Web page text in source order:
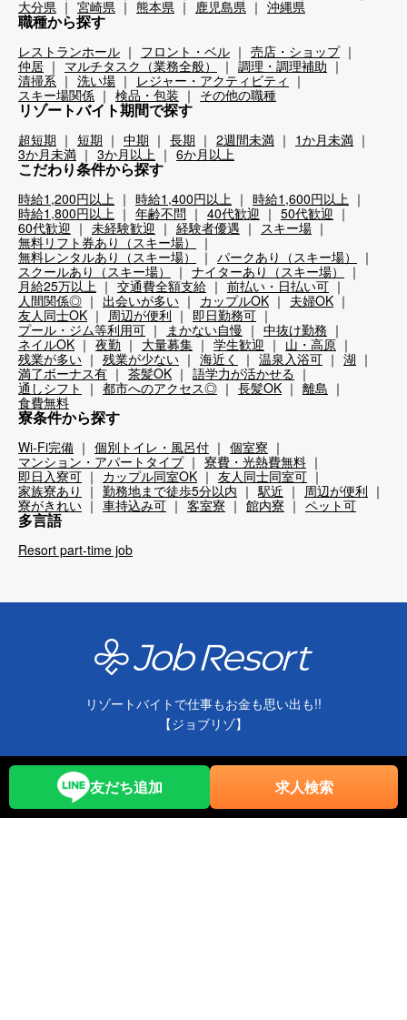
友だち追加 求人検索
大分県
宮崎県 熊本県 鹿児島県 沖縄県
職種から探す
レストランホール フロント・ベル
売店・ショップ
仲居
マルチタスク（業務全般）
調理・調理補助
清掃系
洗い場
レジャー・アクティビティ
スキー場関係
検品・包装 その他の職種
リゾートバイト期間で探す
超短期 短期 中期 長期 2週間未満
1か月未満
3か月未満
3か月以上 6か月以上
こだわり条件から探す
時給1,200円以上 時給1,400円以上
時給1,600円以上
時給1,800円以上
年齢不問 40代歓迎
50代歓迎
60代歓迎
未経験歓迎 経験者優遇
スキー場
無料リフト券あり（スキー場）
無料レンタルあり（スキー場）
パークあり（スキー場）
スクールあり（スキー場）
ナイターあり（スキー場）
月給25万以上
交通費全額支給
前払い・日払い可
人間関係◎
出会いが多い カップルOK
夫婦OK
友人同士OK
周辺が便利
即日勤務可
プール・ジム等利用可
まかない自慢
中抜け勤務
ネイルOK
夜勤 大量募集 学生歓迎
山・高原
残業が多い
残業が少ない 海近く 温泉入浴可
湖
満了ボーナス有
茶髪OK
語学力が活かせる
通しシフト
都市へのアクセス◎ 長髪OK
離島
食費無料
寮条件から探す
Wi-Fi完備 個別トイレ・風呂付
個室寮
マンション・アパートタイプ
寮費・光熱費無料
即日入寮可
カップル同室OK
友人同士同室可
家族寮あり
勤務地まで徒歩5分以内 駅近
周辺が便利
寮がきれい
車持込み可 客室寮 館内寮 ペット可
多言語
Resort part-time job
リゾートバイトで仕事もお金も思い出も!!
【ジョブリゾ】
リゾートバイト求人一覧特集一覧
リゾートバイトが初めての方へ JobResortとは
派遣で働くメリット 適職診断 登録を先にするメリット
職種紹介お役立ちコラムリゾートバイト体験談